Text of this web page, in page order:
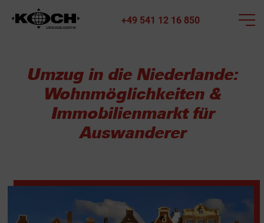
+49 541 12 16 850
Umzug in die Niederlande:
Wohnmöglichkeiten &
Immobilienmarkt für
Auswanderer